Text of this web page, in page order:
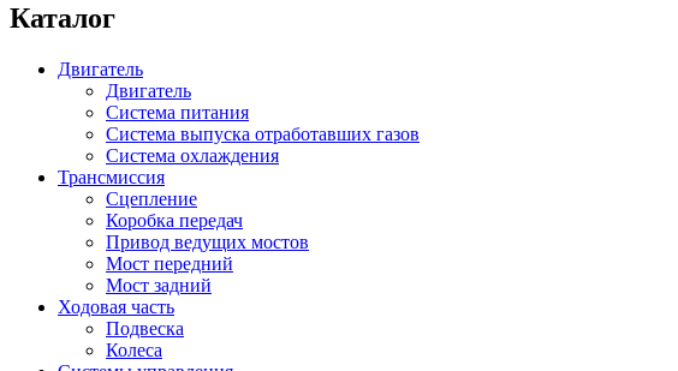
Каталог
Двигатель
Двигатель
Система питания
Система выпуска отработавших газов
Система охлаждения
Трансмиссия
Сцепление
Коробка передач
Привод ведущих мостов
Мост передний
Мост задний
Ходовая часть
Подвеска
Колеса